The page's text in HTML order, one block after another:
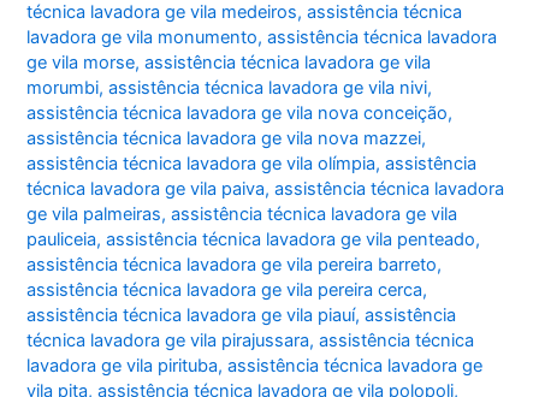
técnica lavadora ge vila medeiros,assistência técnica
lavadora ge vila monumento,assistência técnica lavadora
ge vila morse,assistência técnica lavadora ge vila
morumbi,assistência técnica lavadora ge vila nivi,
assistência técnica lavadora ge vila nova conceição,
assistência técnica lavadora ge vila nova mazzei,
assistência técnica lavadora ge vila olímpia,assistência
técnica lavadora ge vila paiva,assistência técnica lavadora
ge vila palmeiras,assistência técnica lavadora ge vila
pauliceia,assistência técnica lavadora ge vila penteado,
assistência técnica lavadora ge vila pereira barreto,
assistência técnica lavadora ge vila pereira cerca,
assistência técnica lavadora ge vila piauí,assistência
técnica lavadora ge vila pirajussara,assistência técnica
lavadora ge vila pirituba,assistência técnica lavadora ge
vila pita,assistência técnica lavadora ge vila polopoli,